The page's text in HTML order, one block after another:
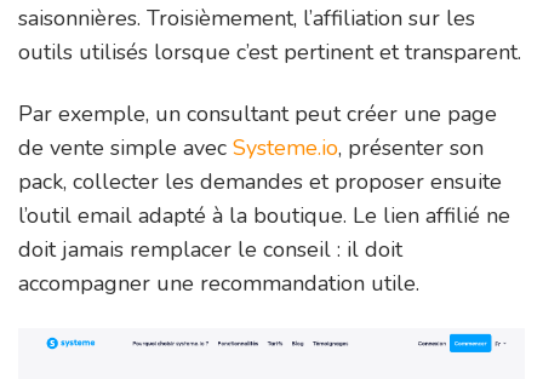
saisonnières. Troisièmement, l’affiliation sur les
outils utilisés lorsque c’est pertinent et transparent.
Par exemple, un consultant peut créer une page
de vente simple avec Systeme.io, présenter son
pack, collecter les demandes et proposer ensuite
l’outil email adapté à la boutique. Le lien affilié ne
doit jamais remplacer le conseil : il doit
accompagner une recommandation utile.